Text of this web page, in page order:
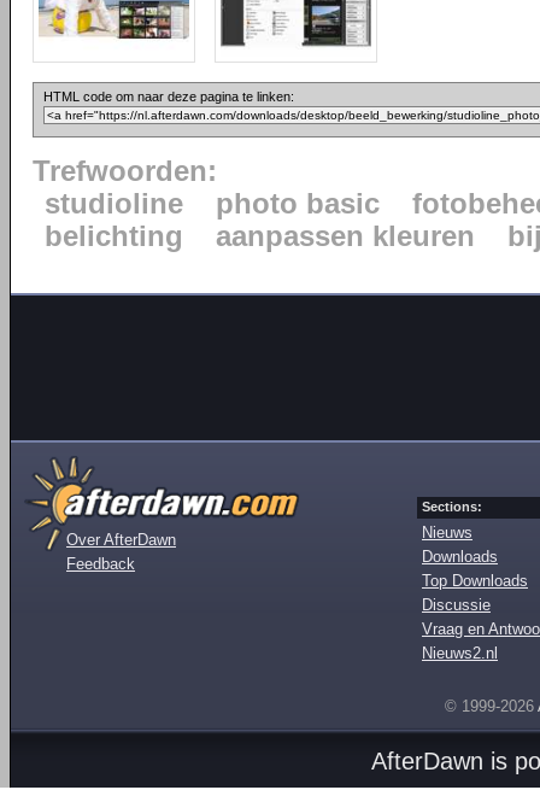
HTML code om naar deze pagina te linken:
Trefwoorden:
studioline
photo basic
belichting
aanpassen kleuren
Over AfterDawn
Feedback
Sections:
Nieuws
Downloads
Top Downloads
Discussie
Vraag en
Nieuws2.nl
© 1999-2026
AfterDawn is